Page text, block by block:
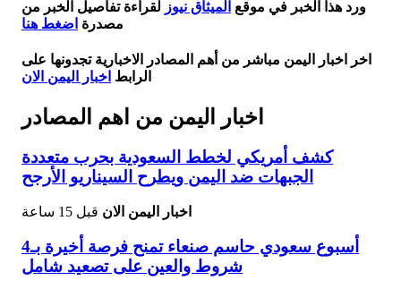
ورد هذا الخبر في موقع الميثاق نيوز لقراءة تفاصيل الخبر من
مصدرة اضغط هنا
اخر اخبار اليمن مباشر من أهم المصادر الاخبارية تجدونها على
الرابط اخبار اليمن الان
اخبار اليمن من اهم المصادر
كشف أمريكي لخطط السعودية بحرب متعددة
الجبهات ضد اليمن ويطرح السيناريو الأرجح
اخبار اليمن الان قبل 15 ساعة
أسبوع سعودي حاسم صنعاء تمنح فرصة أخيرة بـ4
شروط والعين على تصعيد شامل